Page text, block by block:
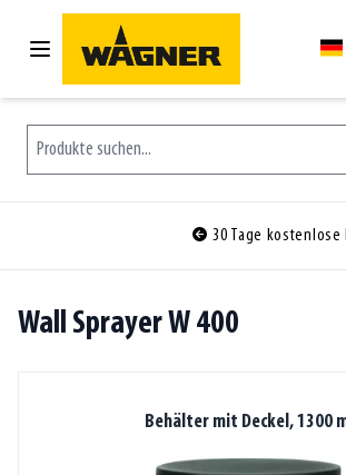
Zum Inhalt springen
Produkte suchen...
30 Tage kostenlose
Wall Sprayer W 400
Behälter mit Deckel, 1300